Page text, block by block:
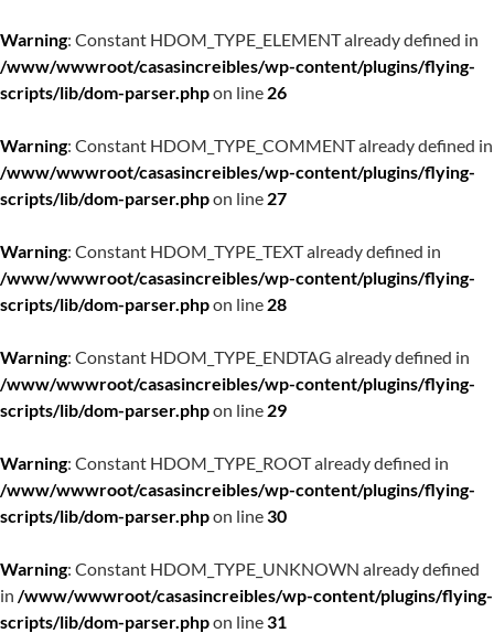
Warning: Constant HDOM_TYPE_ELEMENT already defined in
/www/wwwroot/casasincreibles/wp-content/plugins/flying-
scripts/lib/dom-parser.phpon line 26
Warning: Constant HDOM_TYPE_COMMENT already defined in
/www/wwwroot/casasincreibles/wp-content/plugins/flying-
scripts/lib/dom-parser.phpon line 27
Warning: Constant HDOM_TYPE_TEXT already defined in
/www/wwwroot/casasincreibles/wp-content/plugins/flying-
scripts/lib/dom-parser.phpon line 28
Warning: Constant HDOM_TYPE_ENDTAG already defined in
/www/wwwroot/casasincreibles/wp-content/plugins/flying-
scripts/lib/dom-parser.phpon line 29
Warning: Constant HDOM_TYPE_ROOT already defined in
/www/wwwroot/casasincreibles/wp-content/plugins/flying-
scripts/lib/dom-parser.phpon line30
Warning: Constant HDOM_TYPE_UNKNOWN already defined
in /www/wwwroot/casasincreibles/wp-content/plugins/flying-
scripts/lib/dom-parser.phpon line31